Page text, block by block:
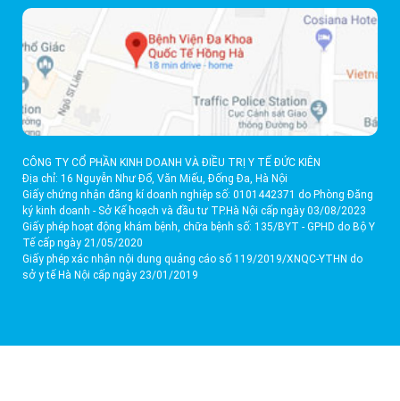
CÔNG TY CỔ PHẦN KINH DOANH VÀ ĐIỀU TRỊ Y TẾ ĐỨC KIÊN
Địa chỉ: 16 Nguyễn Như Đổ, Văn Miếu, Đống Đa, Hà Nội
Giấy chứng nhận đăng kí doanh nghiệp số: 0101442371 do Phòng Đăng
ký kinh doanh - Sở Kế hoạch và đầu tư TP.Hà Nội cấp ngày 03/08/2023
Giấy phép hoạt động khám bệnh, chữa bệnh số: 135/BYT - GPHD do Bộ Y
Tế cấp ngày 21/05/2020
Giấy phép xác nhận nội dung quảng cáo số 119/2019/XNQC-YTHN do
sở y tế Hà Nội cấp ngày 23/01/2019